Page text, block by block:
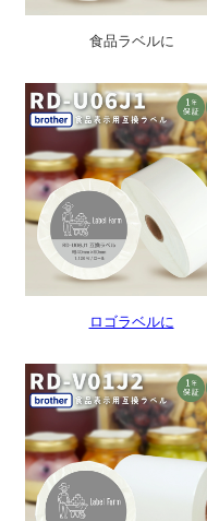
食品ラベルに
ロゴラベルに